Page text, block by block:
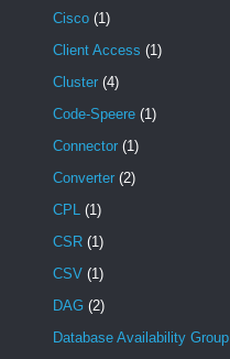
Cisco (1)
Client Access (1)
Cluster (4)
Code-Speere (1)
Connector (1)
Converter (2)
CPL (1)
CSR (1)
CSV (1)
DAG (2)
Database Availability Group